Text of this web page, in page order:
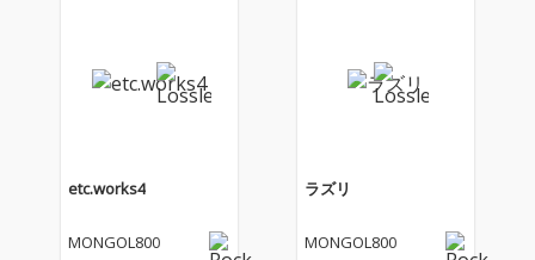
etc.works4
MONGOL800
ラズリ
MONGOL800